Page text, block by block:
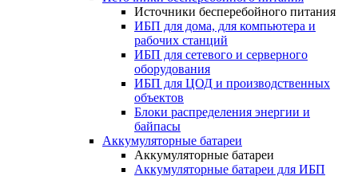
Источники бесперебойного питания
ИБП для дома, для компьютера и
рабочих станций
ИБП для сетевого и серверного
оборудования
ИБП для ЦОД и производственных
объектов
Блоки распределения энергии и
байпасы
Аккумуляторные батареи
Аккумуляторные батареи
Аккумуляторные батареи для ИБП